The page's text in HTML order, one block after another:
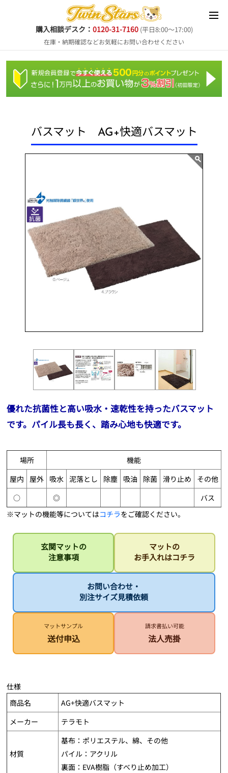
購入相談デスク： 0120-31-7160 (平日8:00～17:00)
在庫・納期確認などお気軽にお問い合わせください
バスマット AG+快適バスマット
優れた抗菌性と高い吸水・速乾性を持ったバスマット
です。パイル長も長く、踏み心地も快適です。
場所
機能
屋内
屋外 吸水 泥落とし 除塵 吸油 除菌 滑り止め
その他
○
◎
バス
※マットの機能等についてはコチラをご確認ください。
玄関マットの
注意事項
マットの
お手入れはコチラ
お問い合わせ・
別注サイズ見積依頼
マットサンプル
送付申込
請求書払い可能
法人売掛
仕様
商品名
AG+快適バスマット
メーカー
テラモト
材質
基布：ポリエステル、綿、その他
パイル：アクリル
裏面：EVA樹脂（すべり止め加工）